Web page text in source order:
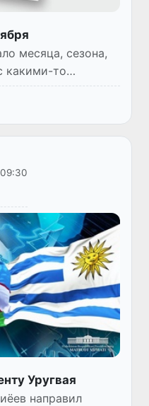
месяца, сезона,
какими-то
изменения
согласно
09:30
Уругвая
направил